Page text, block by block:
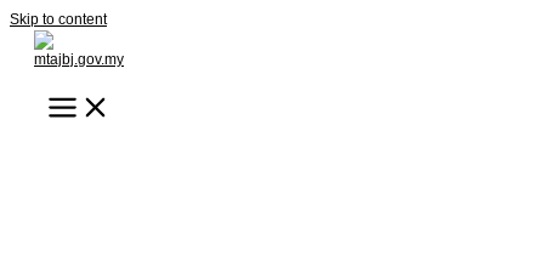
Skip to content